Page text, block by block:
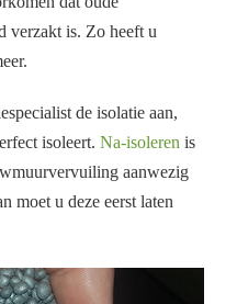
verzakt is. Zo heeft u
de isolatie aan,
isoleert. Na-isoleren is
aanwezig
moet u deze eerst laten